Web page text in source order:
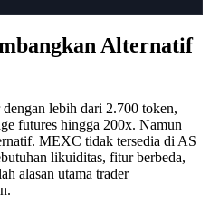
Alternatif
lebih dari 2.700 token,
futures hingga 200x. Namun
MEXC tidak tersedia di AS
likuiditas, fitur berbeda,
alasan utama trader